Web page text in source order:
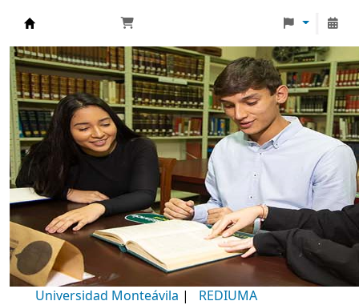
Biblioteca Universidad Monteávila
Universidad Monteávila | REDIUMA